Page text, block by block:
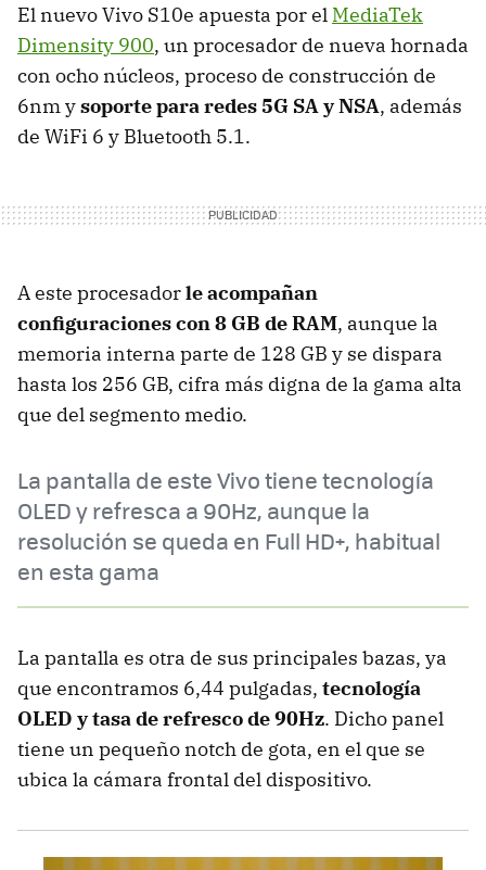
El nuevo Vivo S10e apuesta por el MediaTek
Dimensity 900, un procesador de nueva hornada
con ocho núcleos, proceso de construcción de
6nm ysoporte para redes 5G SA y NSA, además
de WiFi 6 y Bluetooth 5.1.
A este procesadorle acompañan
configuraciones con 8 GB de RAM, aunque la
memoria interna parte de 128 GB y se dispara
hasta los 256 GB, cifra más digna de la gama alta
que del segmento medio.
La pantalla de este Vivo tiene tecnología
OLED y refresca a 90Hz, aunque la
resolución se queda en Full HD+, habitual
en esta gama
La pantalla es otra de sus principales bazas, ya
que encontramos 6,44 pulgadas, tecnología
OLED y tasa de refresco de 90Hz. Dicho panel
tiene un pequeño notch de gota, en el que se
ubica la cámara frontal del dispositivo.